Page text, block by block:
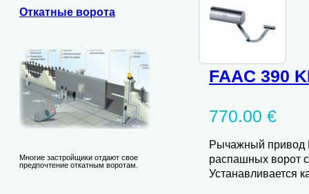
Откатные ворота
Многие застройщики отдают свое
предпочтение откатным воротам.
FAAC 390
770.00 €
Рычажный привод
распашных ворот
Устанавливается